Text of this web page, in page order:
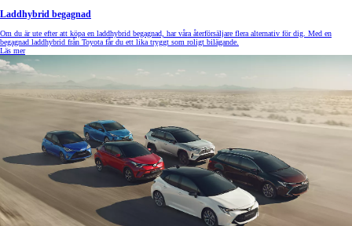
Laddhybrid begagnad
Om du är ute efter att köpa en laddhybrid begagnad, har våra återförsäljare flera alternativ för dig. Med en
begagnad laddhybrid från Toyota får du ett lika tryggt som roligt bilägande.
Läs mer